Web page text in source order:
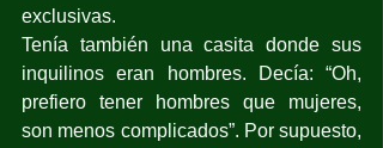
exclusivas.
Tenía también una casita donde sus
inquilinos eran hombres. Decía: “Oh,
prefiero tener hombres que mujeres,
son menos complicados”. Por supuesto,